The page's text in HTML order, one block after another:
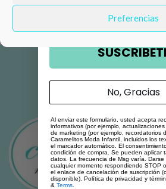
Preferencias
Email
No, Gracias
Al enviar este formulario, usted acepta
informativos (por ejemplo,
de marketing (por ejemplo, recordatorios
Caramelitos Moda Infantil, incluidos los
el marcador automático. El
condición de compra. Se pueden aplicar
datos. La frecuencia de Msg varía. Darse
cualquier momento respondiendo STOP
el enlace de cancelación de suscripción
disponible). Política de privacidad y
& Terms